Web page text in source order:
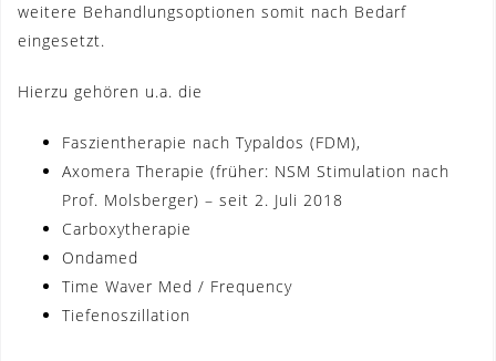
weitere Behandlungsoptionen somit nach Bedarf
eingesetzt.
Hierzu gehören u.a. die
Faszientherapie nach Typaldos (FDM),
Axomera Therapie (früher: NSM Stimulation nach
Prof. Molsberger) – seit 2. Juli 2018
Carboxytherapie
Ondamed
Time Waver Med / Frequency
Tiefenoszillation